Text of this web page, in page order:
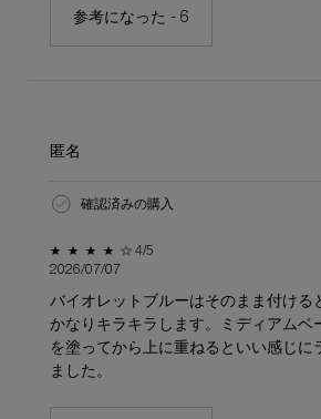
参考になった - 6
匿名
確認済みの購入
5星中4。 4/5
2026/07/07
バイオレットブルーはそのまま付ける
かなりキラキラします。ミディアムベ
を塗ってから上に重ねるといい感じに
ました。